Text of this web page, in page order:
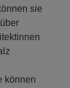
sie
können